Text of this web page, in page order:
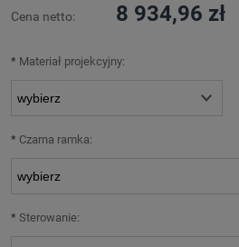
Cena netto: 8 934,96 zł
* Materiał projekcyjny:
* Czarna ramka:
* Sterowanie: